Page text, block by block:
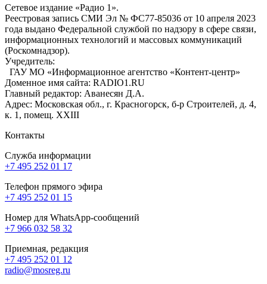
Сетевое издание «Радио 1».
Реестровая запись СМИ Эл № ФС77-85036 от 10 апреля 2023
года выдано Федеральной службой по надзору в сфере связи,
информационных технологий и массовых коммуникаций
(Роскомнадзор).
Учредитель:
ГАУ МО «Информационное агентство «Контент-центр»
Доменное имя сайта: RADIO1.RU
Главный редактор: Аванесян Д.А.
Адрес: Московская обл., г. Красногорск, б-р Строителей, д. 4,
к. 1, помещ. XXIII
Контакты
Служба информации
+7 495 252 01 17
Телефон прямого эфира
+7 495 252 01 15
Номер для WhatsApp-сообщений
+7 966 032 58 32
Приемная, редакция
+7 495 252 01 12
radio@mosreg.ru